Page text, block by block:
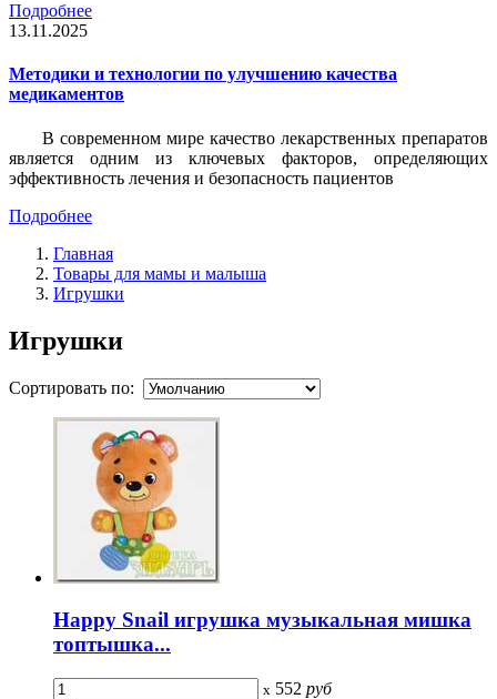
Подробнее
13.11.2025
Методики и технологии по улучшению качества
медикаментов
В современном мире качество лекарственных препаратов
является одним из ключевых факторов, определяющих
эффективность лечения и безопасность пациентов
Подробнее
Главная
Товары для мамы и малыша
Игрушки
Игрушки
Сортировать по:
Happy Snail игрушка музыкальная мишка
топтышка...
x 552 руб